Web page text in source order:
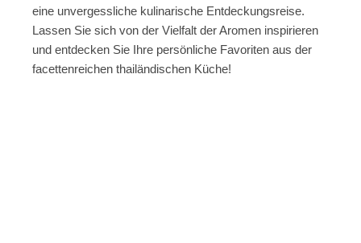
eine unvergessliche kulinarische Entdeckungsreise.
Lassen Sie sich von der Vielfalt der Aromen inspirieren
und entdecken Sie Ihre persönliche Favoriten aus der
facettenreichen thailändischen Küche!